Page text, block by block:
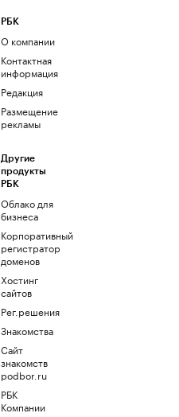
РБК
О компании
Контактная
информация
Редакция
Размещение
рекламы
Другие
продукты
РБК
Облако для
бизнеса
Корпоративный
регистратор
доменов
Хостинг
сайтов
Рег.решения
Знакомства
Сайт
знакомств
podbor.ru
РБК
Компании